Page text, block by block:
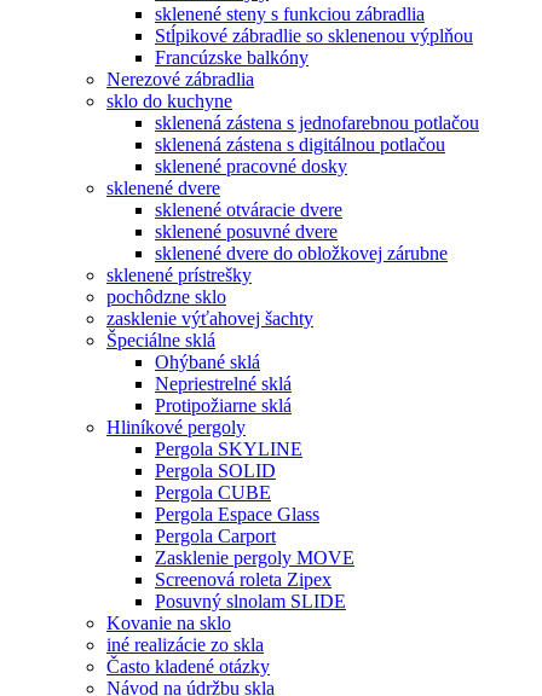
sklenené steny s funkciou zábradlia
Stĺpikové zábradlie so sklenenou výplňou
Francúzske balkóny
Nerezové zábradlia
sklo do kuchyne
sklenená zástena s jednofarebnou potlačou
sklenená zástena s digitálnou potlačou
sklenené pracovné dosky
sklenené dvere
sklenené otváracie dvere
sklenené posuvné dvere
sklenené dvere do obložkovej zárubne
sklenené prístrešky
pochôdzne sklo
zasklenie výťahovej šachty
Špeciálne sklá
Ohýbané sklá
Nepriestrelné sklá
Protipožiarne sklá
Hliníkové pergoly
Pergola SKYLINE
Pergola SOLID
Pergola CUBE
Pergola Espace Glass
Pergola Carport
Zasklenie pergoly MOVE
Screenová roleta Zipex
Posuvný slnolam SLIDE
Kovanie na sklo
iné realizácie zo skla
Často kladené otázky
Návod na údržbu skla